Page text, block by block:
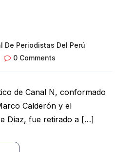
De Periodistas Del Perú
0 Comments
de Canal N, conformado
Calderón y el
Díaz, fue retirado a […]